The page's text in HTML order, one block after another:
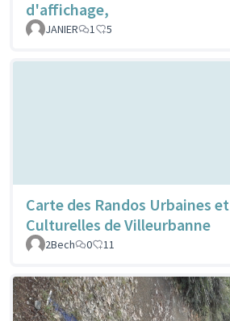
d'affichage,
JANIER 1 5
Carte des Randos Urbaines et
Culturelles de Villeurbanne
2Bech
0 11